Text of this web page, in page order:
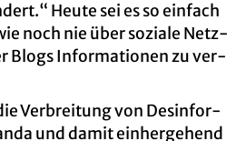
Heute sei es so ein­fach
noch nie über so­zia­le Netz­
Blogs In­for­ma­tio­nen zu ver­
Ver­brei­tung von Des­in­for­
und damit ein­her­ge­hend